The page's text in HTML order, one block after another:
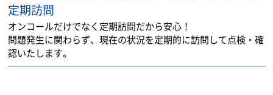
定期訪問
オンコールだけでなく定期訪問だから安心！
問題発生に関わらず、現在の状況を定期的に訪問して点検・確
認いたします。